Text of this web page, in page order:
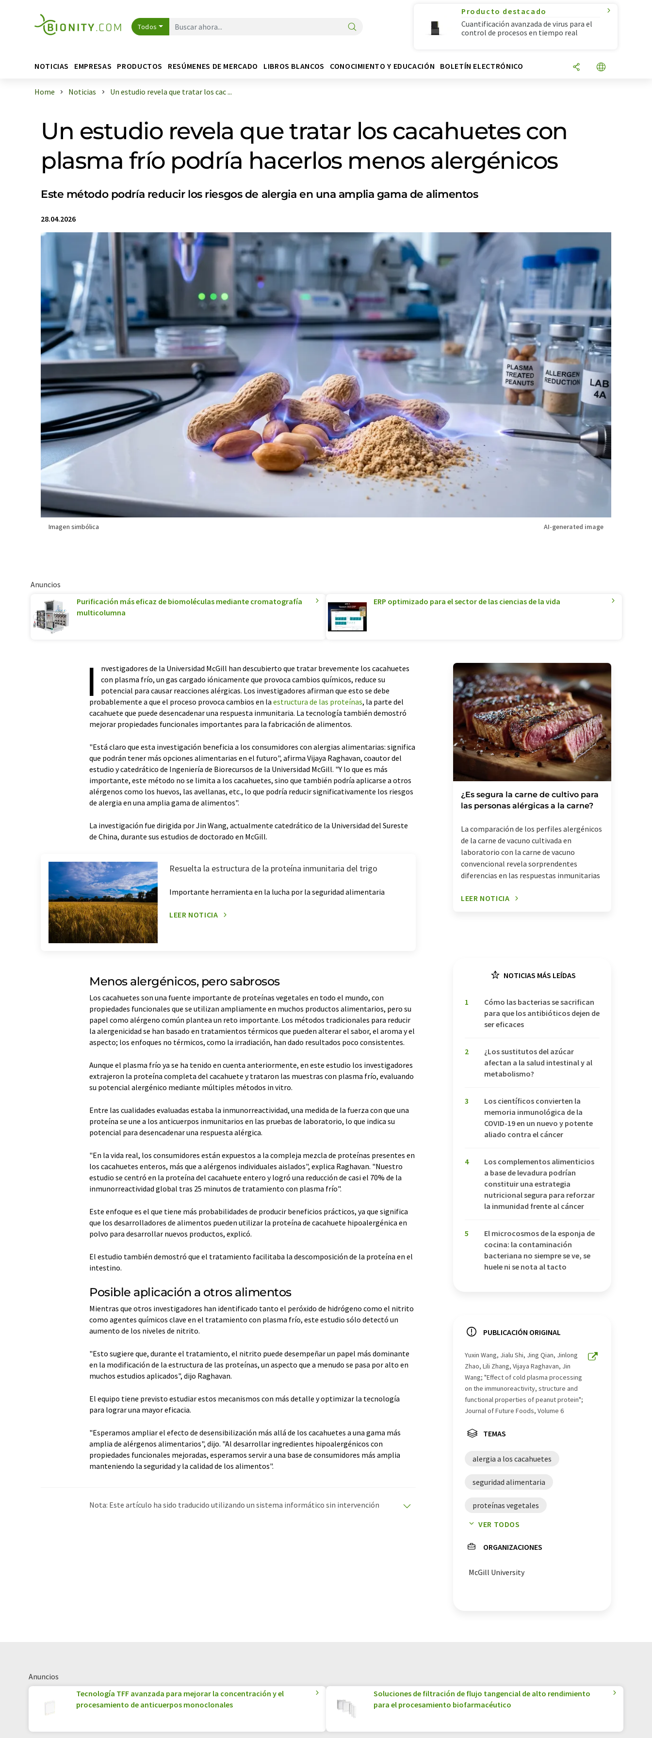
Todos
Producto destacado
Cuantificación avanzada de virus para el
control de procesos en tiempo real
NOTICIAS EMPRESAS PRODUCTOS RESÚMENES DE MERCADO LIBROS BLANCOS CONOCIMIENTO Y EDUCACIÓN BOLETÍN ELECTRÓNICO
Home Noticias Un estudio revela que tratar los cac ...
Un estudio revela que tratar los cacahuetes con
plasma frío podría hacerlos menos alergénicos
Este método podría reducir los riesgos de alergia en una amplia gama de alimentos
28.04.2026
Imagen simbólica AI-generated image
Anuncios
Purificación más eficaz de biomoléculas mediante cromatografía
multicolumna
ERP optimizado para el sector de las ciencias de la vida
I
nvestigadores de la Universidad McGill han descubierto que tratar brevemente los cacahuetes
con plasma frío, un gas cargado iónicamente que provoca cambios químicos, reduce su
potencial para causar reacciones alérgicas. Los investigadores afirman que esto se debe
probablemente a que el proceso provoca cambios en la estructura de las proteínas, la parte del
cacahuete que puede desencadenar una respuesta inmunitaria. La tecnología también demostró
mejorar propiedades funcionales importantes para la fabricación de alimentos.
"Está claro que esta investigación beneficia a los consumidores con alergias alimentarias: significa
que podrán tener más opciones alimentarias en el futuro", afirma Vijaya Raghavan, coautor del
estudio y catedrático de Ingeniería de Biorecursos de la Universidad McGill. "Y lo que es más
importante, este método no se limita a los cacahuetes, sino que también podría aplicarse a otros
alérgenos como los huevos, las avellanas, etc., lo que podría reducir significativamente los riesgos
de alergia en una amplia gama de alimentos".
La investigación fue dirigida por Jin Wang, actualmente catedrático de la Universidad del Sureste
de China, durante sus estudios de doctorado en McGill.
Resuelta la estructura de la proteína inmunitaria del trigo
Importante herramienta en la lucha por la seguridad alimentaria
LEER NOTICIA
Menos alergénicos, pero sabrosos
Los cacahuetes son una fuente importante de proteínas vegetales en todo el mundo, con
propiedades funcionales que se utilizan ampliamente en muchos productos alimentarios, pero su
papel como alérgeno común plantea un reto importante. Los métodos tradicionales para reducir
la alergenicidad se han basado en tratamientos térmicos que pueden alterar el sabor, el aroma y el
aspecto; los enfoques no térmicos, como la irradiación, han dado resultados poco consistentes.
Aunque el plasma frío ya se ha tenido en cuenta anteriormente, en este estudio los investigadores
extrajeron la proteína completa del cacahuete y trataron las muestras con plasma frío, evaluando
su potencial alergénico mediante múltiples métodos in vitro.
Entre las cualidades evaluadas estaba la inmunorreactividad, una medida de la fuerza con que una
proteína se une a los anticuerpos inmunitarios en las pruebas de laboratorio, lo que indica su
potencial para desencadenar una respuesta alérgica.
"En la vida real, los consumidores están expuestos a la compleja mezcla de proteínas presentes en
los cacahuetes enteros, más que a alérgenos individuales aislados", explica Raghavan. "Nuestro
estudio se centró en la proteína del cacahuete entero y logró una reducción de casi el 70% de la
inmunorreactividad global tras 25 minutos de tratamiento con plasma frío".
Este enfoque es el que tiene más probabilidades de producir beneficios prácticos, ya que significa
que los desarrolladores de alimentos pueden utilizar la proteína de cacahuete hipoalergénica en
polvo para desarrollar nuevos productos, explicó.
El estudio también demostró que el tratamiento facilitaba la descomposición de la proteína en el
intestino.
Posible aplicación a otros alimentos
Mientras que otros investigadores han identificado tanto el peróxido de hidrógeno como el nitrito
como agentes químicos clave en el tratamiento con plasma frío, este estudio sólo detectó un
aumento de los niveles de nitrito.
"Esto sugiere que, durante el tratamiento, el nitrito puede desempeñar un papel más dominante
en la modificación de la estructura de las proteínas, un aspecto que a menudo se pasa por alto en
muchos estudios aplicados", dijo Raghavan.
El equipo tiene previsto estudiar estos mecanismos con más detalle y optimizar la tecnología
para lograr una mayor eficacia.
"Esperamos ampliar el efecto de desensibilización más allá de los cacahuetes a una gama más
amplia de alérgenos alimentarios", dijo. "Al desarrollar ingredientes hipoalergénicos con
propiedades funcionales mejoradas, esperamos servir a una base de consumidores más amplia
manteniendo la seguridad y la calidad de los alimentos".
Nota: Este artículo ha sido traducido utilizando un sistema informático sin intervención
¿Es segura la carne de cultivo para
las personas alérgicas a la carne?
La comparación de los perfiles alergénicos
de la carne de vacuno cultivada en
laboratorio con la carne de vacuno
convencional revela sorprendentes
diferencias en las respuestas inmunitarias
LEER NOTICIA
NOTICIAS MÁS LEÍDAS
1
Cómo las bacterias se sacrifican
para que los antibióticos dejen de
ser eficaces
2
¿Los sustitutos del azúcar
afectan a la salud intestinal y al
metabolismo?
3
Los científicos convierten la
memoria inmunológica de la
COVID-19 en un nuevo y potente
aliado contra el cáncer
4
Los complementos alimenticios
a base de levadura podrían
constituir una estrategia
nutricional segura para reforzar
la inmunidad frente al cáncer
5
El microcosmos de la esponja de
cocina: la contaminación
bacteriana no siempre se ve, se
huele ni se nota al tacto
PUBLICACIÓN ORIGINAL
Yuxin Wang, Jialu Shi, Jing Qian, Jinlong
Zhao, Lili Zhang, Vijaya Raghavan, Jin
Wang; "Effect of cold plasma processing
on the immunoreactivity, structure and
functional properties of peanut protein";
Journal of Future Foods, Volume 6
TEMAS
alergia a los cacahuetes
seguridad alimentaria
proteínas vegetales
estructura de las proteínas
óxidos nítricos cacahuates
proteína de cacahuete
VER TODOS
ORGANIZACIONES
McGill University
Anuncios
Tecnología TFF avanzada para mejorar la concentración y el
procesamiento de anticuerpos monoclonales
Soluciones de filtración de flujo tangencial de alto rendimiento
para el procesamiento biofarmacéutico